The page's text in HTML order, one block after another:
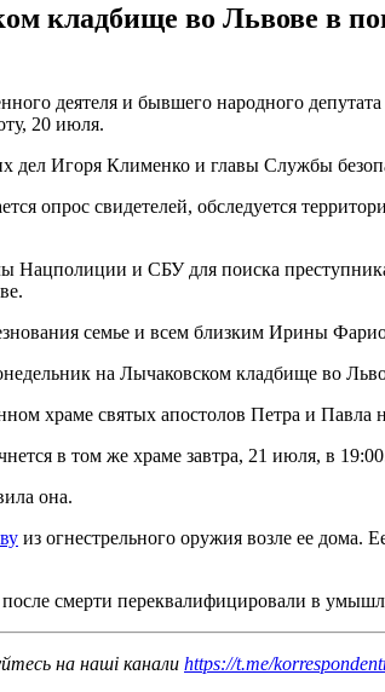
кладбище во Львове в
деятеля и бывшего народного
20 июля.
дел Игоря Клименко и главы Службы
опрос свидетелей, обследуется
Нацполиции и СБУ для поиска
семье и всем близким Ирины
на Лычаковском кладбище во
храме святых апостолов Петра и Павла
в том же храме завтра, 21 июля, в
она.
из огнестрельного оружия возле ее дома.
смерти переквалифицировали в
на наші канали https://t.me/